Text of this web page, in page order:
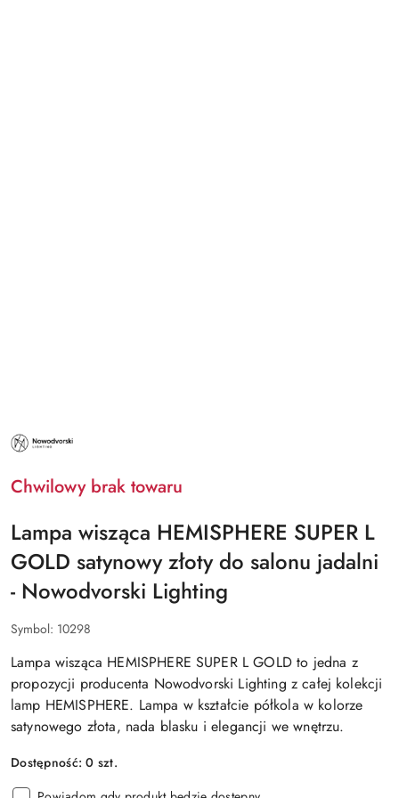
NAZWA
PRODUCENTA:
LIGHTING
Chwilowy brak towaru
Lampa wisząca HEMISPHERE SUPER L
GOLD satynowy złoty do salonu jadalni
- Nowodvorski Lighting
Symbol: 10298
Lampa wisząca HEMISPHERE SUPER L GOLD to jedna z
propozycji producenta Nowodvorski Lighting z całej kolekcji
lamp HEMISPHERE. Lampa w kształcie półkola w kolorze
satynowego złota, nada blasku i elegancji we wnętrzu.
Dostępność:0 szt.